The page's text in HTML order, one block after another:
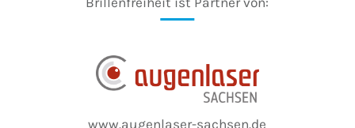
www.augenlaser-sachsen.de